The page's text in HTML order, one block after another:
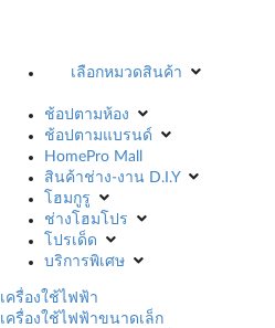
เลือกหมวดสินค้า
ช้อปตามห้อง
ช้อปตามแบรนด์
HomePro Mall
สินค้าช่าง-งาน D.I.Y
โฮมกูรู
ช่างโฮมโปร
โปรเด็ด
บริการพิเศษ
เครื่องใช้ไฟฟ้า
เครื่องใช้ไฟฟ้าขนาดเล็ก